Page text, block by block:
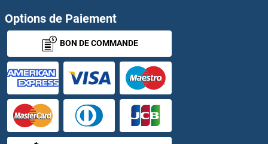
SRFBP1 Protéines
SRGAP1 Protéines
SRGAP2 Protéines
SRGAP3 Protéines
SRGN Protéines
Options de Paiement
BON DE COMMANDE